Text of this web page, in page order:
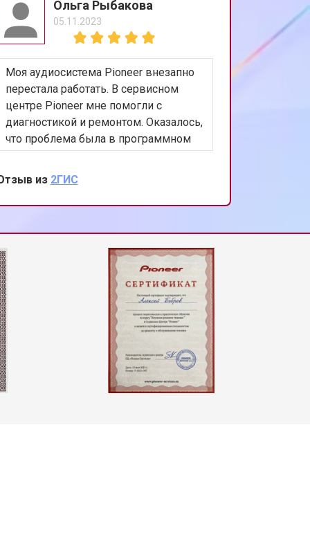
Ольга Рыбакова
05.11.2023
Моя аудиосистема Pioneer внезапно
перестала работать. В сервисном
центре Pioneer мне помогли с
диагностикой и ремонтом. Оказалось,
что проблема была в программном
обновили ПО, и система снова
заиграла как новая. Огромное
спасибо за вашу работу и заботу о
из 2ГИС